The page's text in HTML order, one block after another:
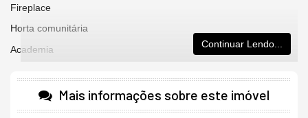
Fireplace
Horta comunitária
Academia
Brinquedoteca
Elevador
Continuar Lendo...
Mais informações sobre este imóvel